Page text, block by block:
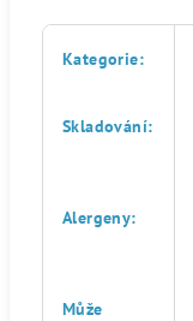
Kategorie:
Skladování:
Alergeny:
Může